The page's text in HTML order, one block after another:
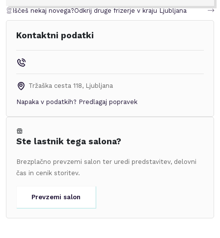
Iščeš nekaj novega?Odkrij druge frizerje v krajuLjubljana
Kontaktni podatki
Tržaška cesta 118, Ljubljana
Napaka v podatkih? Predlagaj popravek
Ste lastnik tega salona?
Brezplačno prevzemi salon ter uredi predstavitev, delovni
čas in cenik storitev.
Prevzemi salon